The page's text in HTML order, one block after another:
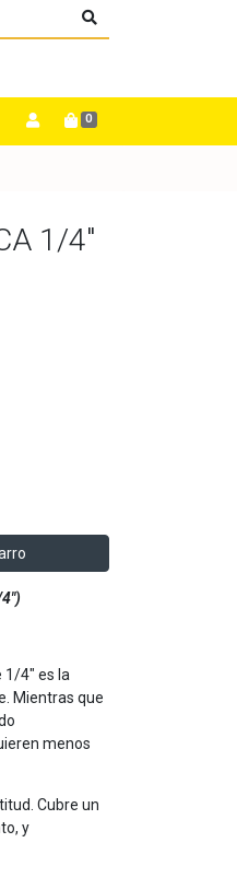
0
1/4"
1/4" es la
Mientras que
menos
Cubre un
y